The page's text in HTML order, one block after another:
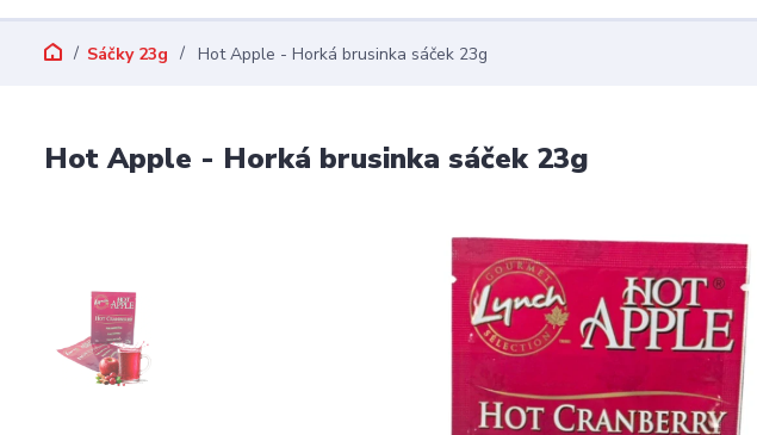
Sáčky 23g Hot Apple - Horká brusinka sáček 23g
Hot Apple - Horká brusinka sáček 23g